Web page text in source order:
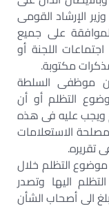
الإرشاد القومى
على جميع
اللجنة أو
مكتوبة.
موظفى السلطة
التظلم أو أن
ويجب عليه فى هذه
مصلحة الاستعلامات
تقريره.
التظلم خلال
اليها وتصدر
الى أصحاب الشأن